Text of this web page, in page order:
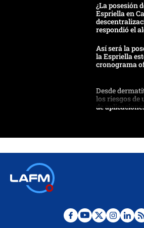
¿La posesión
Espriella en
respondió el
Así será la
la Espriella
cronograma
Desde
los riesgos de
de
Posesión de